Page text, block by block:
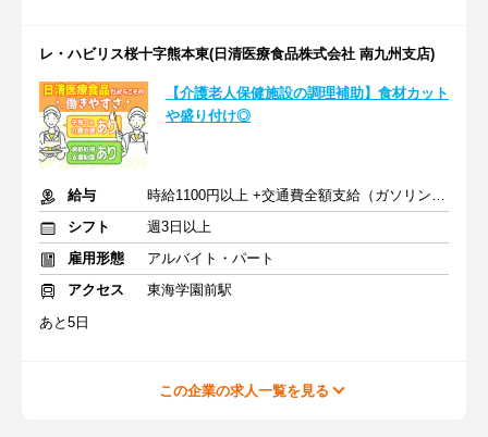
レ・ハビリス桜十字熊本東(日清医療食品株式会社 南九州支店)
【介護老人保健施設の調理補助】食材カット
や盛り付け◎
給与
時給1100円以上 +交通費全額支給（ガソリン代も支給）
シフト
週3日以上
雇用形態
アルバイト・パート
アクセス
東海学園前駅
あと5日
この企業の求人一覧を見る